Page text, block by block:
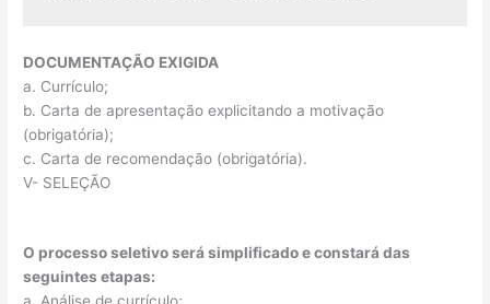
DOCUMENTAÇÃO EXIGIDA
a. Currículo;
b. Carta de apresentação explicitando a motivação
(obrigatória);
c. Carta de recomendação (obrigatória).
V- SELEÇÃO
O processo seletivo será simplificado e constará das
seguintes etapas: